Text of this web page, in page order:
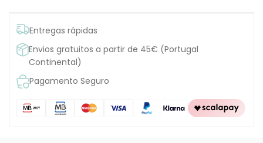
Entregas rápidas
Envios gratuitos a partir de 45€ (Portugal
Continental)
Pagamento Seguro